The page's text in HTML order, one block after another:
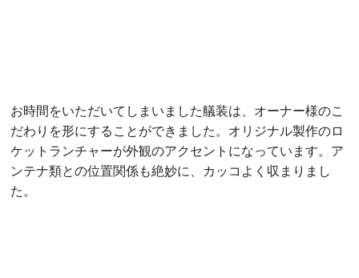
お時間をいただいてしまいました艤装は、オーナー様のこ
だわりを形にすることができました。オリジナル製作のロ
ケットランチャーが外観のアクセントになっています。ア
ンテナ類との位置関係も絶妙に、カッコよく収まりまし
た。